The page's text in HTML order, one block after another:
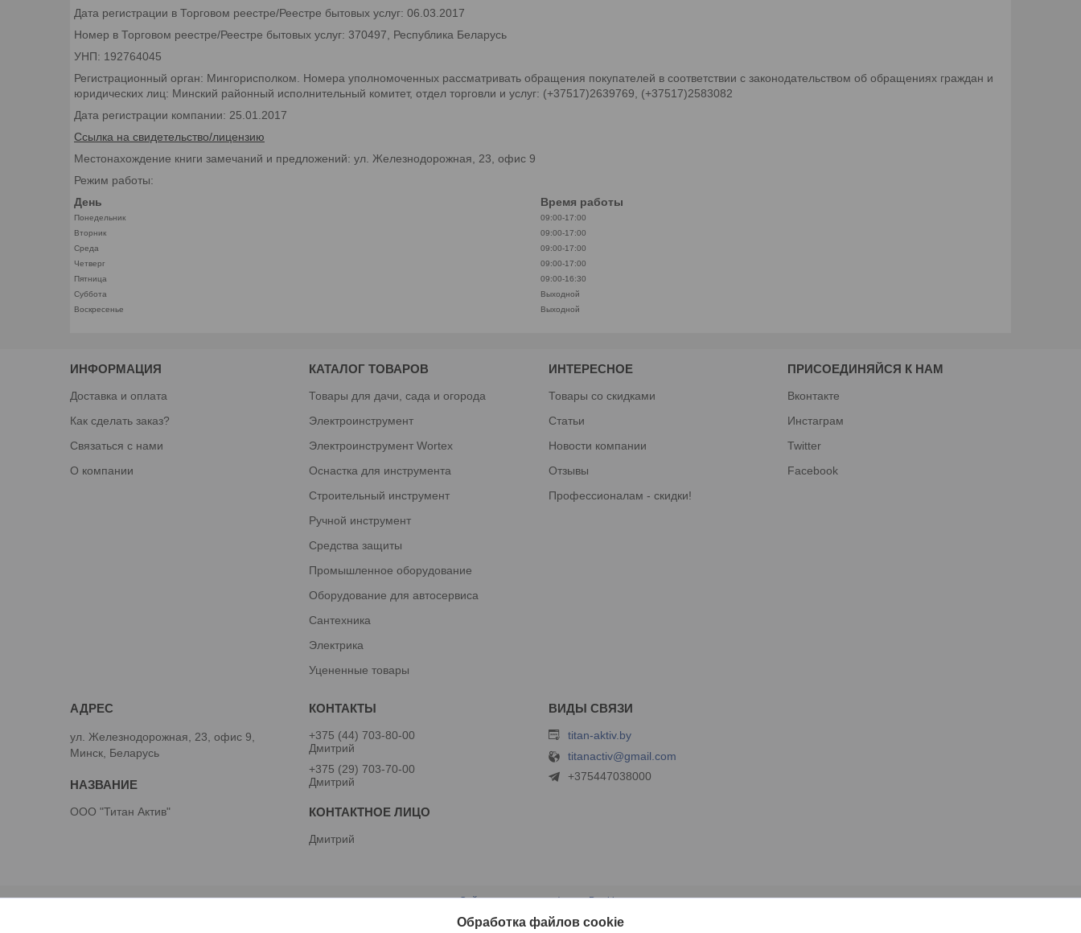
Дата регистрации в Торговом реестре/Реестре бытовых услуг: 06.03.2017
Номер в Торговом реестре/Реестре бытовых услуг: 370497, Республика Беларусь
УНП: 192764045
Регистрационный орган: Мингорисполком. Номера уполномоченных рассматривать обращения покупателей в соответствии с законодательством об обращениях граждан и
юридических лиц: Минский районный исполнительный комитет, отдел торговли и услуг: (+37517)2639769, (+37517)2583082
Дата регистрации компании: 25.01.2017
Ссылка на свидетельство/лицензию
Местонахождение книги замечаний и предложений: ул. Железнодорожная, 23, офис 9
Режим работы:
День
Время работы
Понедельник
09:00-17:00
Вторник
09:00-17:00
Среда
09:00-17:00
Четверг
09:00-17:00
Пятница
09:00-16:30
Суббота
Выходной
Воскресенье
Выходной
ИНФОРМАЦИЯ
Доставка и оплата
Как сделать заказ?
Связаться с нами
О компании
КАТАЛОГ ТОВАРОВ
Товары для дачи, сада и огорода
Электроинструмент
Электроинструмент Wortex
Оснастка для инструмента
Строительный инструмент
Ручной инструмент
Средства защиты
Промышленное оборудование
Оборудование для автосервиса
Сантехника
Электрика
Уцененные товары
ИНТЕРЕСНОЕ
Товары со скидками
Статьи
Новости компании
Отзывы
Профессионалам - скидки!
ПРИСОЕДИНЯЙСЯ К НАМ
Вконтакте
Инстаграм
Twitter
Facebook
ул. Железнодорожная, 23, офис 9,
Минск, Беларусь
ООО "Титан Актив"
+375 (44) 703-80-00
Дмитрий
+375 (29) 703-70-00
Дмитрий
Дмитрий
titan-aktiv.by
titanactiv@gmail.com
+375447038000
Сайт создан на платформе Deal.by
Политика обработки файлов cookies
Обработка файлов cookie
ООО "Титан Актив" | Пожаловаться на контент